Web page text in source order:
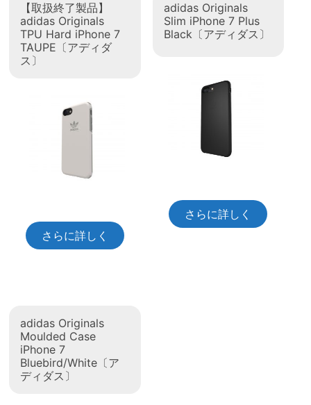
【取扱終了製品】
adidas Originals
TPU Hard iPhone 7
TAUPE〔アディダ
ス〕
さらに詳しく
adidas Originals
Slim iPhone 7 Plus
Black〔アディダス〕
さらに詳しく
adidas Originals
Moulded Case
iPhone 7
Bluebird/White〔ア
ディダス〕